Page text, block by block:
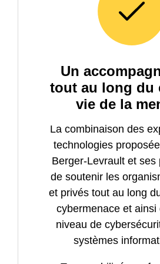
Un
tout au long du
vie de la
La combinaison des
technologies
Berger-Levrault et ses
de soutenir les
et privés tout au long
cybermenace et ainsi
niveau de
systèmes